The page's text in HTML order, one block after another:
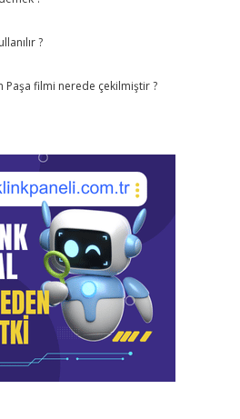
?
Paşa filmi nerede çekilmiştir ?